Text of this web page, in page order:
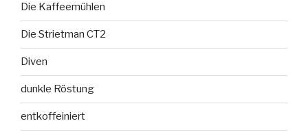
Die Kaffeemühlen
Die Strietman CT2
Diven
dunkle Röstung
entkoffeiniert